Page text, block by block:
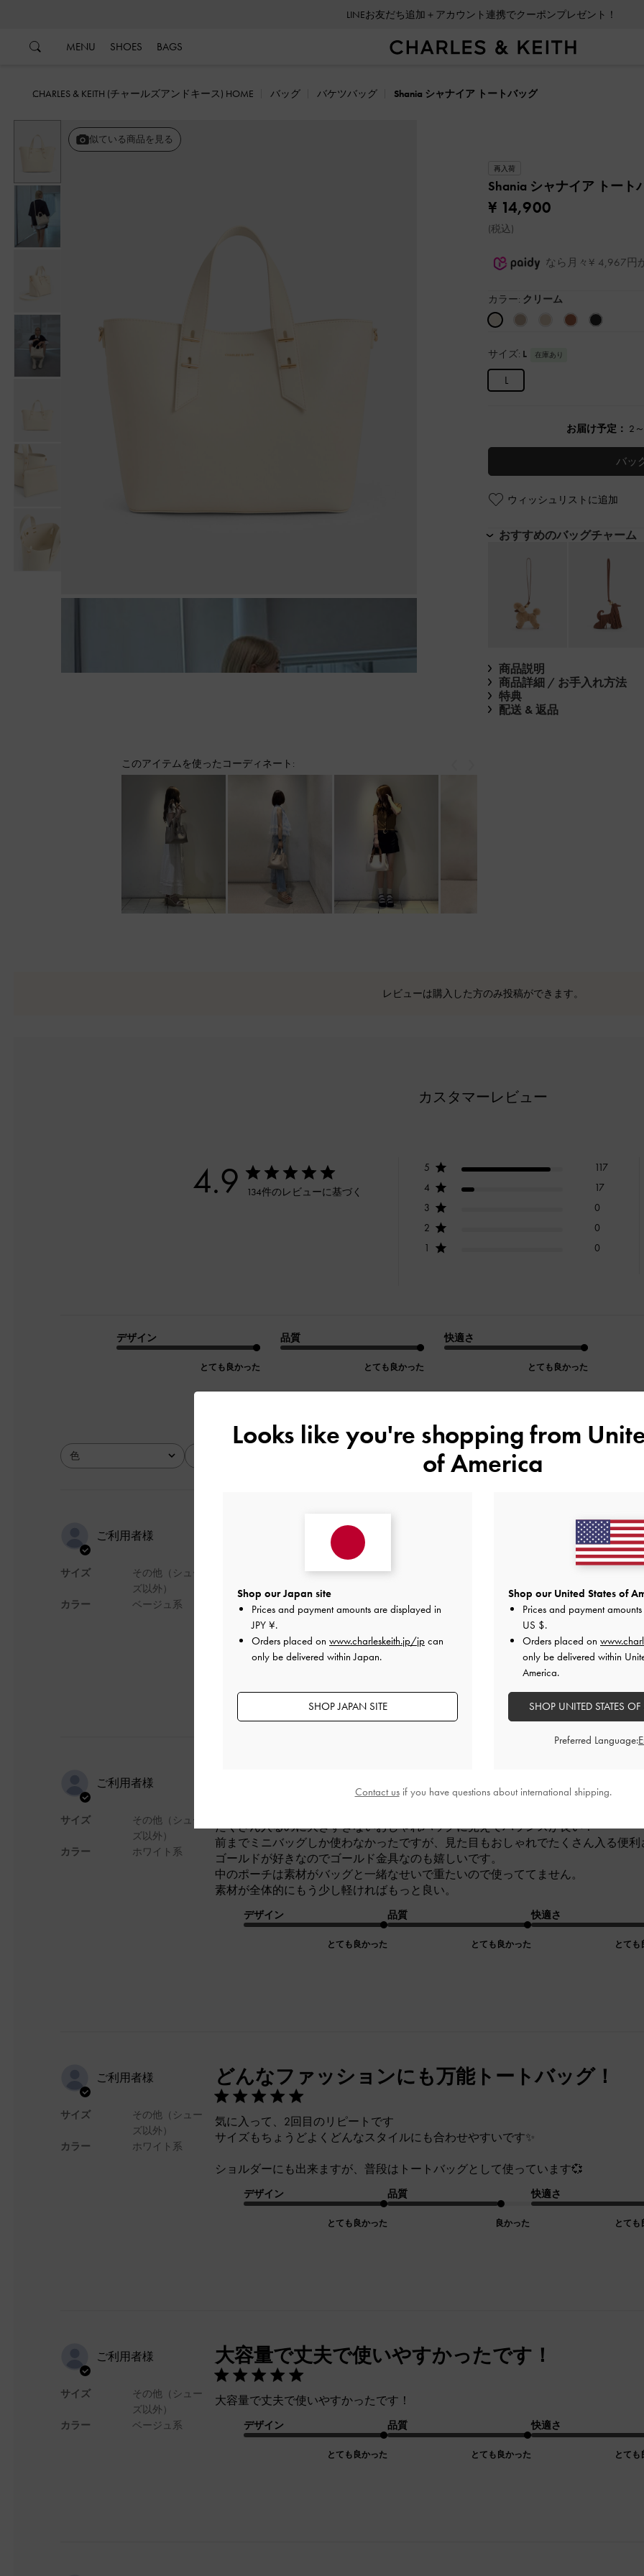
LINEお友だち追加＋アカウント連携でクーポンプレゼント！
MENU SHOES BAGS
CHARLES & KEITH (チャールズアンドキース) HOME バッグ バケツバッグ Shania シャナイア トートバッグ
似ている商品を見る
再入荷
Shania シャナイア トート
¥ 14,900
(税込)
なら月々¥ 4,967円
カラー: クリーム
サイズ: L 在庫あり
L
お届け予定： 2
バッ
ウィッシュリストに追加
おすすめのバッグチャーム
商品説明
商品詳細 / お手入れ方法
特典
配送 & 返品
このアイテムを使ったコーディネート:
レビューは購入した方のみ投稿ができます。
カスタマーレビュー
4.9 134件のレビューに基づく
5
117
4
17
3
0
2
0
1
0
デザイン
とても良かった
品質
とても良かった
快適さ
とても良かった
色全て 品質
全て
ご利用者様
サイズ
カラー
その他（シュー
ズ以外）
ベージュ系
かわいいです💕
仕事場に持って行ってます。同期で数人色違いを持ってるくらい大人気のチャー
がふにゃふにゃになってきたので買い替えました！
デザイン
とても良かった
快適さ
とても
ご利用者様
サイズ
カラー
その他（シュー
ズ以外）
ホワイト系
たくさん入るのにおしゃれ
たくさん入るのに大きすぎないおしゃれバッグに見えてバランスが良い！
前までミニバッグしか使わなかったですが、見た目もおしゃれでたくさん入る便利
ゴールドが好きなのでゴールド金具なのも嬉しいです。
中のポーチは素材がバッグと一緒なせいで重たいので使っててません。
素材が全体的にもう少し軽ければもっと良い。
デザイン
とても良かった
品質
とても良かった
快適さ
とても
ご利用者様
サイズ
カラー
その他（シュー
ズ以外）
ホワイト系
どんなファッションにも万能トートバッグ！
気に入って、2回目のリピートです
サイズもちょうどよくどんなスタイルにも合わせやすいです✨
ショルダーにも出来ますが、普段はトートバッグとして使っています💞
デザイン
とても良かった
品質
良かった
快適さ
とても
ご利用者様
サイズ
カラー
その他（シュー
ズ以外）
ベージュ系
大容量で丈夫で使いやすかったです！
大容量で丈夫で使いやすかったです！
デザイン
とても良かった
品質
とても良かった
快適さ
とても
Looks like you're shopping from
of America
Shop our Japan site
Prices and payment amounts are displayed in
JPY ¥.
Orders placed on www.charleskeith.jp/jp can
only be delivered within Japan.
SHOP JAPAN SITE
Shop our United States of
Prices and payment
US $.
Orders placed on
only be delivered within
America.
SHOP UNITED STATES
Preferred Language:
Contact usif you have questions about international shipping.